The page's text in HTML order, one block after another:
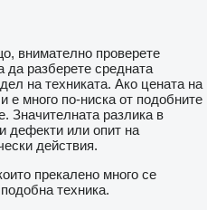
внимателно проверете
да разберете средната
на техниката. Ако цената на
е много по-ниска от подобните
Значителната разлика в
дефекти или опит на
действия.
прекалено много се
техника.